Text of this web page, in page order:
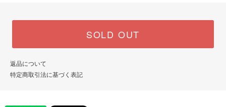
SOLD OUT
返品について
特定商取引法に基づく表記